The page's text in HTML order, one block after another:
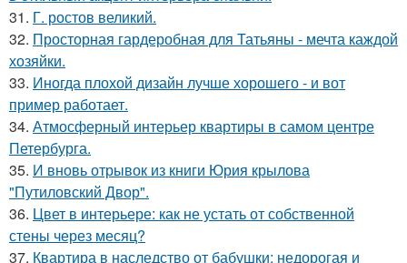
31. Г. ростов великий.
32. Просторная гардеробная для Татьяны - мечта каждой
хозяйки.
33. Иногда плохой дизайн лучше хорошего - и вот
пример работает.
34. Атмосферный интерьер квартиры в самом центре
Петербурга.
35. И вновь отрывок из книги Юрия крылова
"Путиловский Двор".
36. Цвет в интерьере: как не устать от собственной
стены через месяц?
37. Квартира в наследство от бабушки: недорогая и